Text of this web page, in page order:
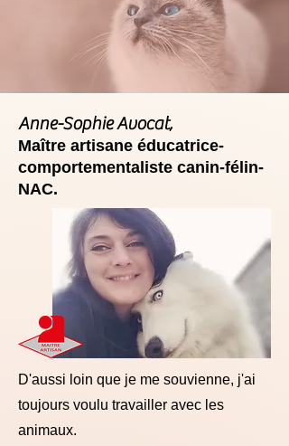
Anne-Sophie Avocat,
Maître artisane éducatrice-
comportementaliste canin-félin-
NAC.
D'aussi loin que je me souvienne, j'ai
toujours voulu travailler avec les
animaux.